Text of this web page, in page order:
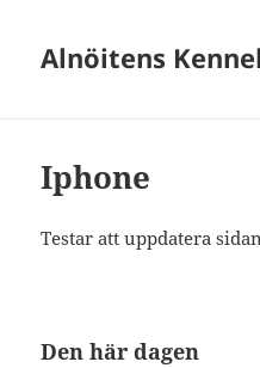
Alnöitens Kennel
Iphone
Testar att uppdatera
Den här dagen